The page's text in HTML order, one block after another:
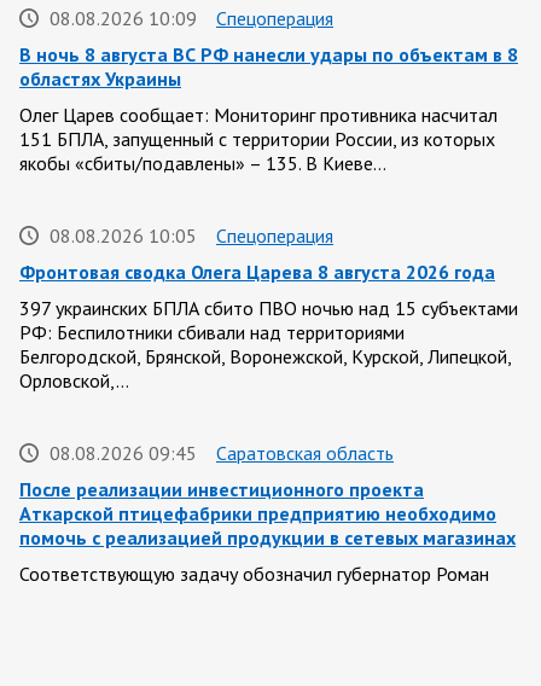
08.08.2026 10:09
Спецоперация
В ночь 8 августа ВС РФ нанесли удары по объектам в 8
областях Украины
Олег Царев сообщает: Мониторинг противника насчитал
151 БПЛА, запущенный с территории России, из которых
якобы «сбиты/подавлены» – 135. В Киеве…
08.08.2026 10:05
Спецоперация
Фронтовая сводка Олега Царева 8 августа 2026 года
397 украинских БПЛА сбито ПВО ночью над 15 субъектами
РФ: Беспилотники сбивали над территориями
Белгородской, Брянской, Воронежской, Курской, Липецкой,
Орловской,…
08.08.2026 09:45
Саратовская область
После реализации инвестиционного проекта
Аткарской птицефабрики предприятию необходимо
помочь с реализацией продукции в сетевых магазинах
Соответствующую задачу обозначил губернатор Роман